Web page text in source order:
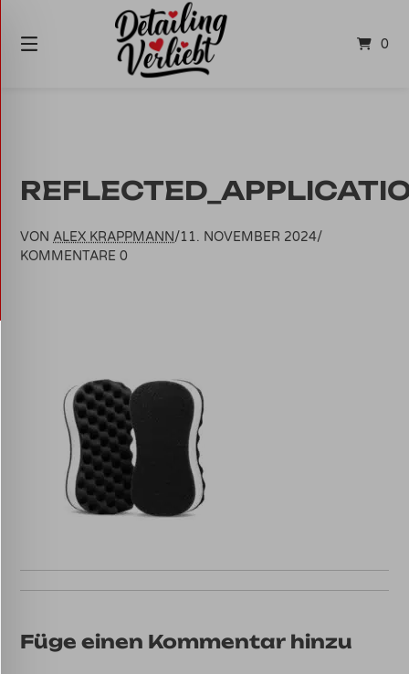
Inhalt
0
VONALEX KRAPPMANN/11. NOVEMBER 2024/
KOMMENTARE 0
Füge einen Kommentar hinzu